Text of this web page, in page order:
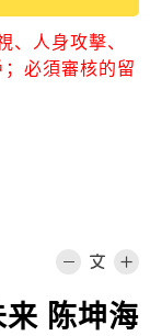
、人身攻擊、
必須審核的留
陈坤海